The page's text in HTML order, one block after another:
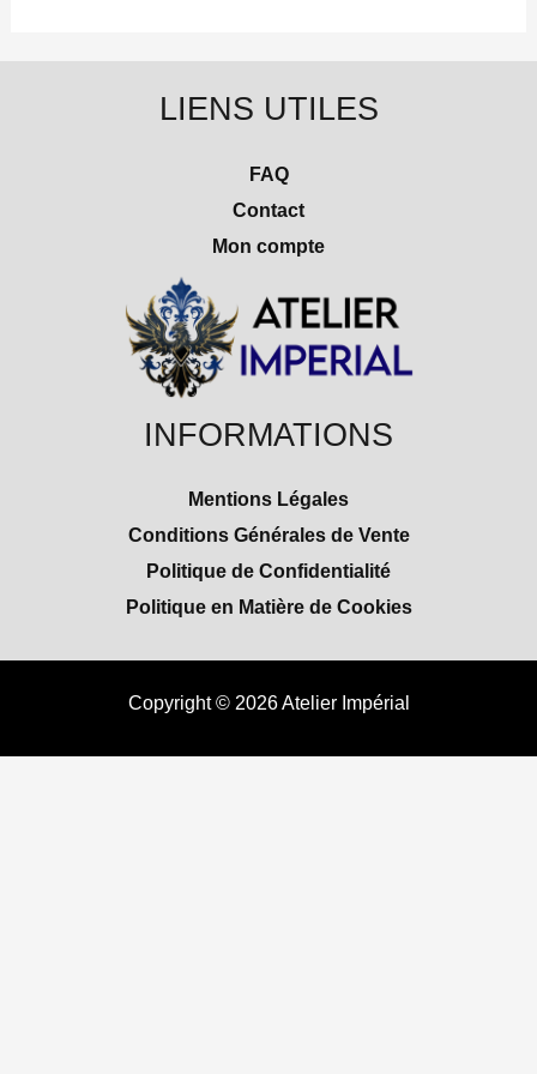
LIENS UTILES
FAQ
Contact
Mon compte
INFORMATIONS
Mentions Légales
Conditions Générales de Vente
Politique de Confidentialité
Politique en Matière de Cookies
Copyright © 2026 Atelier Impérial